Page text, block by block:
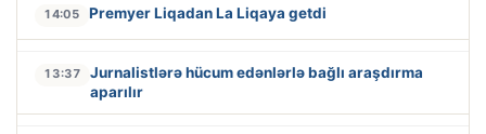
14:05 Premyer Liqadan La Liqaya getdi
13:37
Jurnalistlərə hücum edənlərlə bağlı araşdırma
aparılır